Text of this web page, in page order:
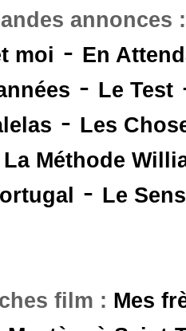
annonces
moi - En
- Le Test
- Les
La Méthode
- Le
film : Mes